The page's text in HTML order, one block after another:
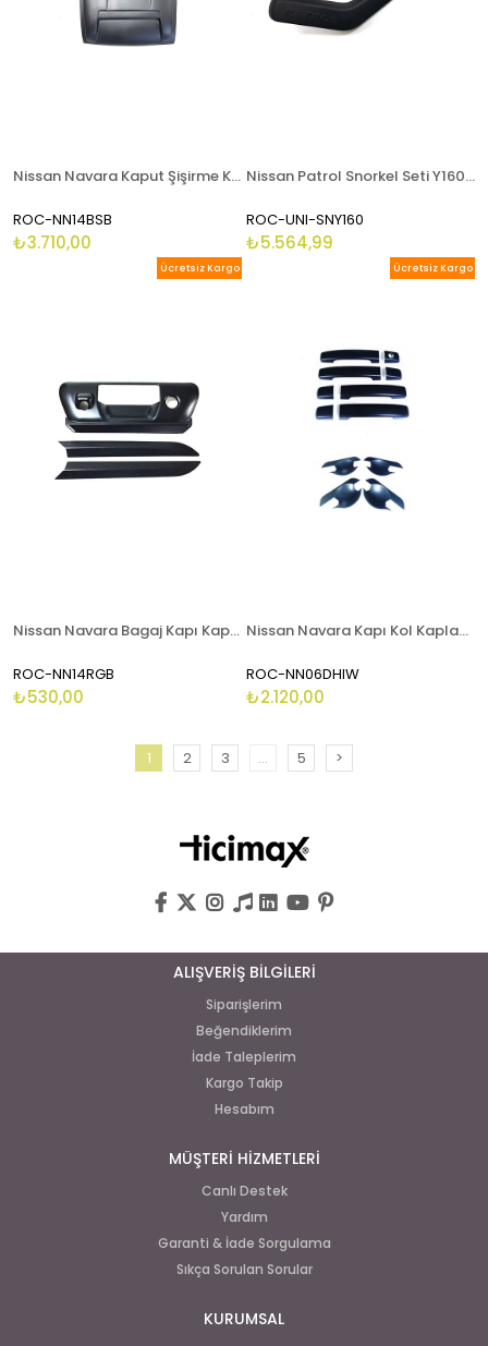
Nissan Navara Kaput Şişirme Kaput Kabartma Scoop 2015 - 2020
ROC-NN14BSB
₺3.710,00
Nissan Patrol Snorkel Seti Y160 Ve K260
ROC-UNI-SNY160
₺5.564,99
Nissan Navara Bagaj Kapı Kaplaması Siyah Renk 2015-2019
ROC-NN14RGB
₺530,00
Ücretsiz Kargo
Nissan Navara Kapı Kol Kaplaması Siyah Renk 2006 - 2013
ROC-NN06DHIW
₺2.120,00
Ücretsiz Kargo
1 2 3 ... 5 >
ALIŞVERİŞ BİLGİLERİ
Siparişlerim
Beğendiklerim
İade Taleplerim
Kargo Takip
Hesabım
MÜŞTERİ HİZMETLERİ
Canlı Destek
Yardım
Garanti & İade Sorgulama
Sıkça Sorulan Sorular
KURUMSAL